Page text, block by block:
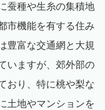
蚕種や生糸の集積地
市機能を有する住み
豊富な交通網と大規
いますが、郊外部の
おり、特に桃や梨な
土地やマンションを